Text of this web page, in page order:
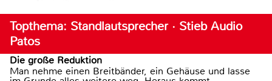
Topthema: Standlautsprecher · Stieb Audio
Patos
Die große Reduktion
Man nehme einen Breitbänder, ein Gehäuse und lasse